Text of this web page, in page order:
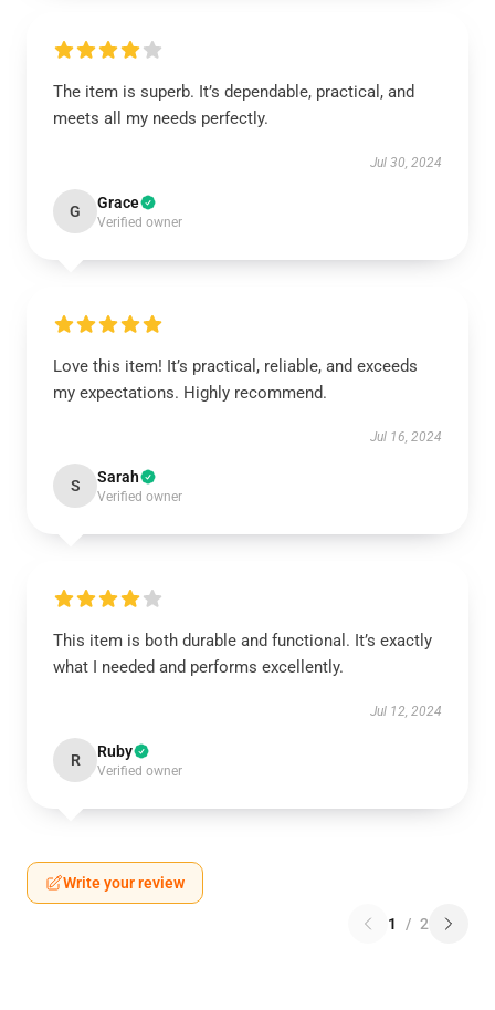
The item is superb. It’s dependable, practical, and
meets all my needs perfectly.
Jul 30, 2024
G Grace
Verified owner
Love this item! It’s practical, reliable, and exceeds
my expectations. Highly recommend.
Jul 16, 2024
S Sarah
Verified owner
This item is both durable and functional. It’s exactly
what I needed and performs excellently.
Jul 12, 2024
R Ruby
Verified owner
Write your review
1 / 2